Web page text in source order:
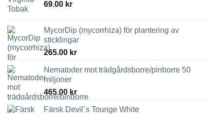
69.00 kr
MycorDip (mycorrhiza) för plantering av
sticklingar
265.00 kr
Nematoder mot trädgårdsborre/pinborre 50
miljoner
465.00 kr
Färsk Devil´s Tounge White